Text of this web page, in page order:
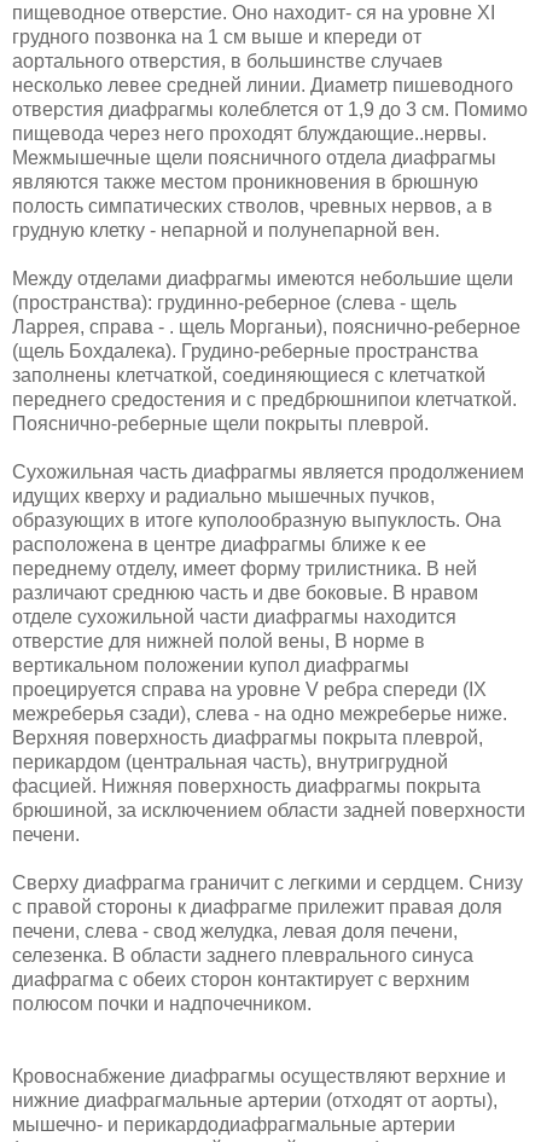
пищеводное отверстие. Оно находит- ся на уровне XI
грудного позвонка на 1 см выше и кпереди от
аортального отверстия, в большинстве случаев
несколько левее средней линии. Диаметр пишеводного
отверстия диафрагмы колеблется от 1,9 до 3 см. Помимо
пищевода через него проходят блуждающие..нервы.
Межмышечные щели по­ясничного отдела диафрагмы
являются также местом проникновения в брюшную
полость симпатических стволов, чревных нервов, а в
грудную клетку - непарной и полунепарной вен.
Между отделами диафрагмы имеются небольшие щели
(пространства): грудинно-реберное (слева - щель
Ларрея, справа - . щель Морганьи), пояснично-реберное
(щель Бохдалека). Грудино-реберные пространства
заполнены клетчаткой, соединяющиеся с клетчаткой
переднего средостения и с предбрюшнипои клетчаткой.
Пояснично-реберные щели покрыты плеврой.
Сухожильная часть диафрагмы является продолжением
идущих кверху и радиально мышечных пучков,
образующих в итоге куполообразную вы­пуклость. Она
расположена в центре диафрагмы ближе к ее
переднему отде­лу, имеет форму трилистника. В ней
различают среднюю часть и две боко­вые. В нравом
отделе сухожильной части диафрагмы находится
отверстие для нижней полой вены, В норме в
вертикальном положении купол диа­фрагмы
проецируется справа на уровне V ребра спереди (IX
межреберья сзади), слева - на одно межреберье ниже.
Верхняя поверхность диафрагмы покрыта плеврой,
перикардом (центральная часть), внутригрудной
фасцией. Нижняя поверхность диафрагмы покрыта
брюшиной, за исключением об­ласти задней поверхности
печени.
Сверху диафрагма граничит с легкими и сердцем. Снизу
с правой сторо­ны к диафрагме прилежит правая доля
печени, слева - свод желудка, левая доля печени,
селезенка. В области заднего плеврального синуса
диафрагма с обеих сторон контактирует с верхним
полюсом почки и надпочечником.
Кровоснабжение диафрагмы осуществляют верхние и
нижние диафрагмальные артерии (отходят от аорты),
мышечно- и перикардодиафрагмальные артерии